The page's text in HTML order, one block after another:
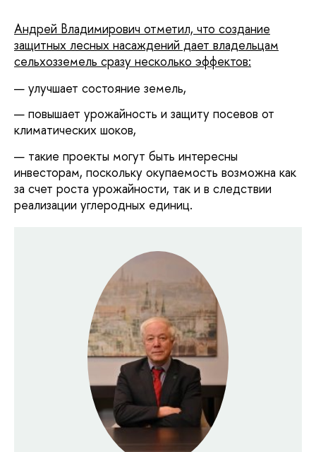
Андрей Владимирович отметил, что создание
защитных лесных насаждений дает владельцам
сельхозземель сразу несколько эффектов:
улучшает состояние земель,
повышает урожайность и защиту посевов от
климатических шоков,
такие проекты могут быть интересны
инвесторам, поскольку окупаемость возможна как
за счет роста урожайности, так и в следствии
реализации углеродных единиц.